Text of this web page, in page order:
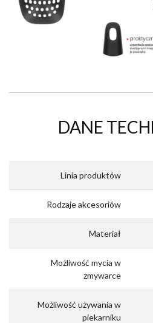
DANE
Linia produktów
Rodzaje akcesoriów
Materiał
Możliwość mycia w
zmywarce
Możliwość używania w
piekarniku